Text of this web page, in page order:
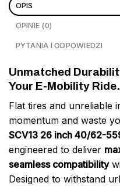
OPIS
OPINIE (0)
PYTANIA I ODPOWIEDZI
Unmatched
Your E-Mobility Ride.
Flat tires and unreliable
momentum and waste
SCV13 26 inch 40/62-
engineered to deliver
seamless compatibility
Designed to withstand